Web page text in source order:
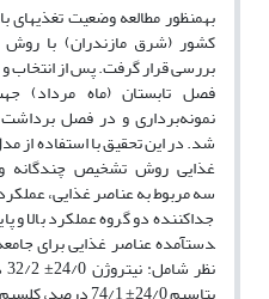
به­منظور مطالعه وضعیت تغذیه­ای
فصل تابستان (ماه مرداد)
نمونه‌برداری و در فصل برداشت
شد. در این تحقیق با استفاده از
غذایی روش تشخیص چندگانه
دست­آمده عناصر غذایی برای